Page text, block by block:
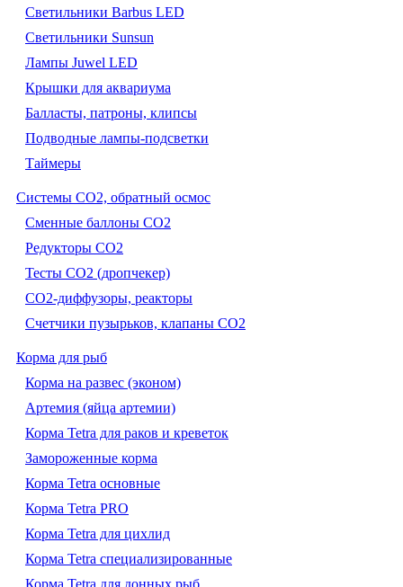
Светильники Barbus LED
Светильники Sunsun
Лампы Juwel LED
Крышки для аквариума
Балласты, патроны, клипсы
Подводные лампы-подсветки
Таймеры
Системы CO2, обратный осмос
Сменные баллоны СО2
Редукторы СО2
Тесты CO2 (дропчекер)
СО2-диффузоры, реакторы
Счетчики пузырьков, клапаны СО2
Корма для рыб
Корма на развес (эконом)
Артемия (яйца артемии)
Корма Tetra для раков и креветок
Замороженные корма
Корма Tetra основные
Корма Tetra PRO
Корма Tetra для цихлид
Корма Tetra специализированные
Корма Tetra для донных рыб